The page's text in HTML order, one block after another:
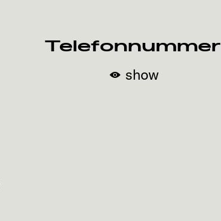
Telefonnummer
show